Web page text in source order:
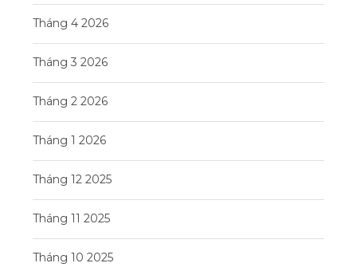
Tháng 4 2026
Tháng 3 2026
Tháng 2 2026
Tháng 1 2026
Tháng 12 2025
Tháng 11 2025
Tháng 10 2025